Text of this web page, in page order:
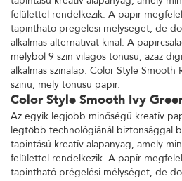
felülettel rendelkezik. A papír
tapintható prégelési mélységet, de
alkalmas alternatívát kínál. A
melyből 9 szín világos tónusú, azaz
alkalmas színalap. Color Style
színű, mély tónusú papír.
Color Style Smooth Ivy
Az egyik legjobb minőségű kreatív
legtöbb technológiánál biztonsággal
tapintású kreatív alapanyag, amely
felülettel rendelkezik. A papír
tapintható prégelési mélységet, de